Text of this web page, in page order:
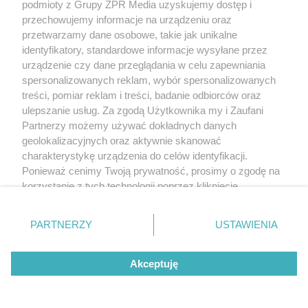
pozostań w tej pozycji kilka sekund i bardzo powoli
wróć do pozycji wyjściowej.
Ćwiczenie pomaga poradzić sobie z bólami pleców i
rwą kulszową, bezsennością i zawrotami głowy,
obniża ciśnienie krwi.
podmioty z Grupy ZPR Media uzyskujemy dostęp i
przechowujemy informacje na urządzeniu oraz
przetwarzamy dane osobowe, takie jak unikalne
identyfikatory, standardowe informacje wysyłane przez
urządzenie czy dane przeglądania w celu zapewniania
spersonalizowanych reklam, wybór spersonalizowanych
treści, pomiar reklam i treści, badanie odbiorców oraz
ulepszanie usług. Za zgodą Użytkownika my i Zaufani
Partnerzy możemy używać dokładnych danych
geolokalizacyjnych oraz aktywnie skanować
charakterystykę urządzenia do celów identyfikacji.
Ponieważ cenimy Twoją prywatność, prosimy o zgodę na
korzystanie z tych technologii poprzez kliknięcie
zmienić/wycofać klikając przycisk ustawień prywatności
znajdujący się w lewym dolnym rogu strony
rodzaje przetwarzania danych nie wymagają zgody
użytkownika, ale masz prawo sprzeciwić się takiemu
przetwarzaniu. Preferencje będą miały zastosowanie tylko
PARTNERZY USTAWIENIA
Akceptuję